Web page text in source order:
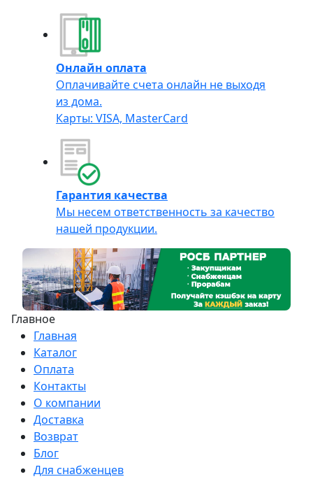
Онлайн оплата
Оплачивайте счета онлайн не выходя
из дома.
Карты: VISA, MasterCard
Гарантия качества
Мы несем ответственность за качество
нашей продукции.
Главное
Главная
Каталог
Оплата
Контакты
О компании
Доставка
Возврат
Блог
Для снабженцев